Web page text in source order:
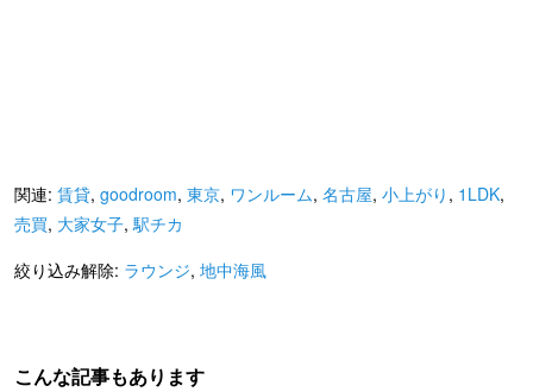
関連: 賃貸, goodroom, 東京, ワンルーム, 名古屋, 小上がり , 1LDK,
売買, 大家女子,駅チカ
絞り込み解除: ラウンジ, 地中海風
こんな記事もあります